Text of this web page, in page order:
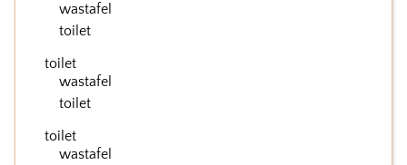
wastafel
toilet
toilet
wastafel
toilet
toilet
wastafel